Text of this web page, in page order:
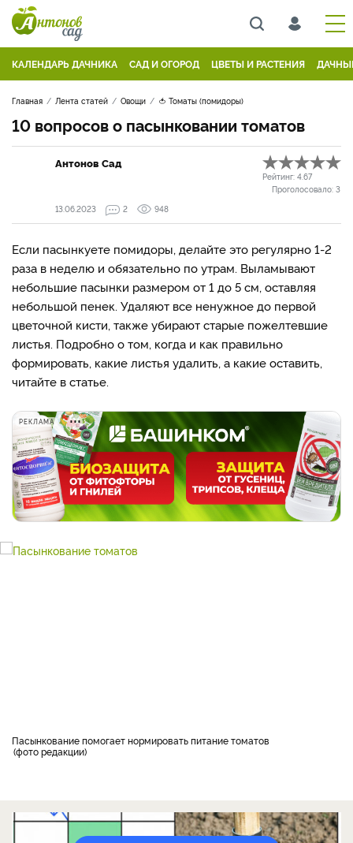
КАЛЕНДАРЬ ДАЧНИКА САД И ОГОРОД ЦВЕТЫ И РАСТЕНИЯ
Главная Лента статей Овощи 🍅 Томаты (помидоры)
10 вопросов о пасынковании томатов
Антонов Сад
Рейтинг: 4.67
Проголосовало: 3
13.06.2023
2 948
Если пасынкуете помидоры, делайте это регулярно 1-2
раза в неделю и обязательно по утрам. Выламывают
небольшие пасынки размером от 1 до 5 см, оставляя
небольшой пенек. Удаляют все ненужное до первой
цветочной кисти, также убирают старые пожелтевшие
листья. Подробно о том, когда и как правильно
формировать, какие листья удалить, а какие оставить,
читайте в статье.
РЕКЛАМА
Пасынкование помогает нормировать питание томатов
фото редакции